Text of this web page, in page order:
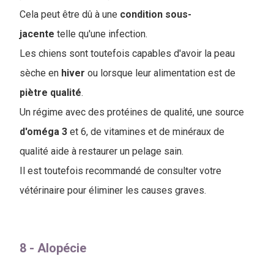
Cela peut être dû à une condition sous-
jacente telle qu'une infection.
Les chiens sont toutefois capables d'avoir la peau
sèche en hiver ou lorsque leur alimentation est de
piètre qualité.
Un régime avec des protéines de qualité, une source
d'oméga 3 et 6, de vitamines et de minéraux de
qualité aide à restaurer un pelage sain.
Il est toutefois recommandé de consulter votre
vétérinaire pour éliminer les causes graves.
8 - Alopécie